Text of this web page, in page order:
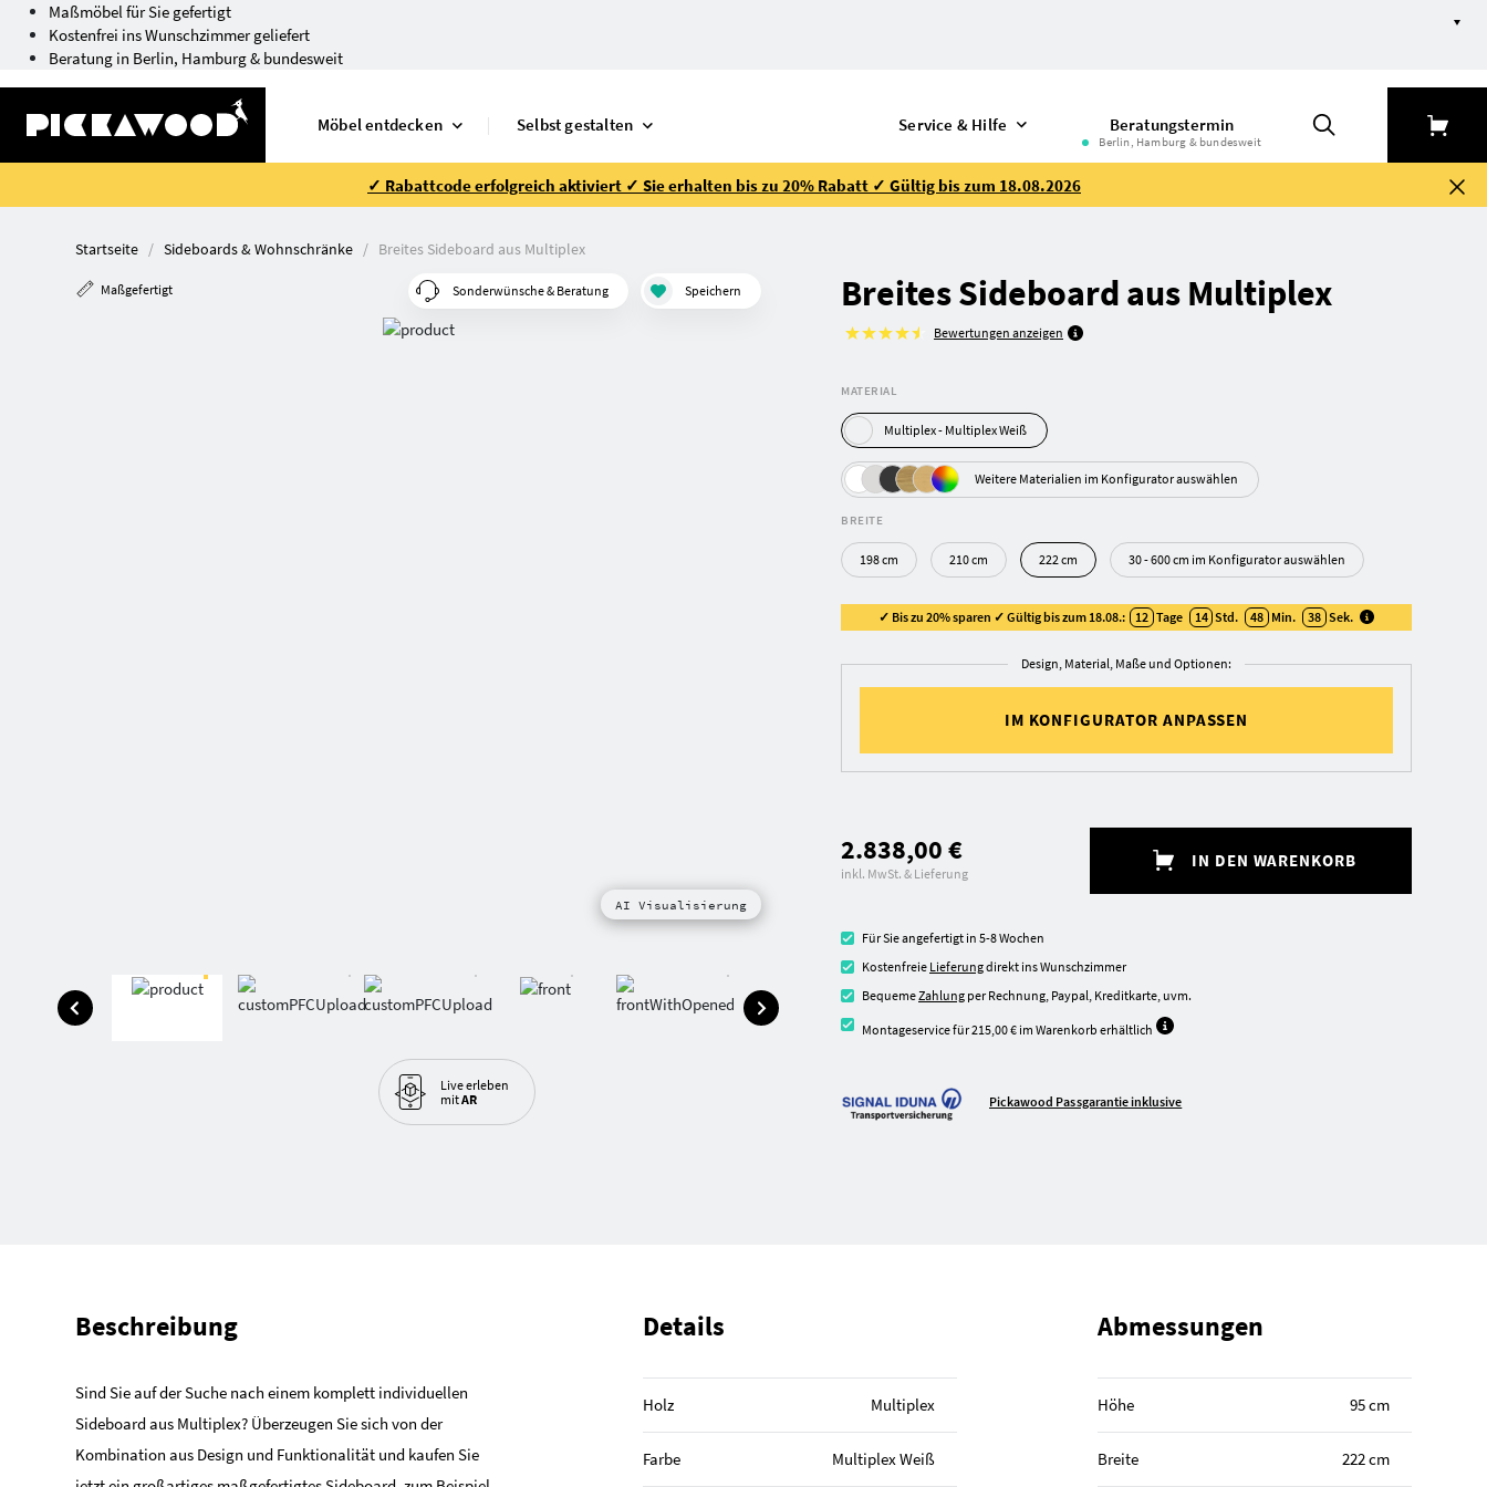
Maßmöbel für Sie gefertigt
Kostenfrei ins Wunschzimmer geliefert
Beratung in Berlin, Hamburg & bundesweit
Möbel entdecken Selbst gestalten Service & Hilfe Beratungstermin
Berlin, Hamburg & bundesweit
✓ Rabattcode erfolgreich aktiviert ✓ Sie erhalten bis zu 20% Rabatt ✓ Gültig bis zum 18.08.2026
Startseite Sideboards & Wohnschränke Breites Sideboard aus Multiplex
Maßgefertigt Sonderwünsche & Beratung Speichern
AI Visualisierung
Live erleben
mitAR
Breites Sideboard aus Multiplex
Bewertungen anzeigen
MATERIAL
Multiplex - Multiplex Weiß
Weitere Materialien im Konfigurator auswählen
BREITE
198 cm 210 cm 222 cm 30 - 600 cm im Konfigurator auswählen
✓ Bis zu 20% sparen ✓ Gültig bis zum 18.08.: 12 Tage 14 Std. 48 Min. 37 Sek.
Design, Material, Maße und Optionen:
IM KONFIGURATOR ANPASSEN
2.838,00 €
inkl. MwSt. & Lieferung
IN DEN WARENKORB
Für Sie angefertigt in 5-8 Wochen
Kostenfreie Lieferungdirekt ins Wunschzimmer
BequemeZahlung per Rechnung, Paypal, Kreditkarte, uvm.
Montageservice für 215,00 € im Warenkorb erhältlich
Pickawood Passgarantie inklusive
Beschreibung
Sind Sie auf der Suche nach einem komplett individuellen
Sideboard aus Multiplex? Überzeugen Sie sich von der
Kombination aus Design und Funktionalität und kaufen Sie
Details
Holz Multiplex
Farbe Multiplex Weiß
Abmessungen
Höhe 95 cm
Breite 222 cm